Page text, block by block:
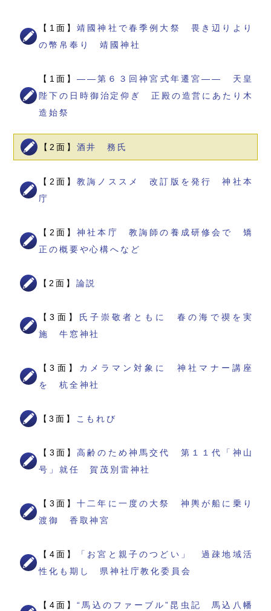
【1面】靖國神社で春季例大祭 畏き辺りより
の幣帛奉り 靖國神社
【1面】――第６３回神宮式年遷宮―― 天皇
陛下の日時御治定仰ぎ 正殿の造営にあたり木
造始祭
【2面】 酒井 務氏
【2面】教誨ノススメ 改訂版を発行 神社本
庁
【2面】神社本庁 教誨師の養成研修会で 矯
正の概要や心構へなど
【2面】 論説
【3面】 氏子崇敬者ともに 春の海で禊を実
施 牛窓神社
【3面】 カメラマン対象に 神社マナー講座
を 杭全神社
【3面】 こもれび
【3面】高齢のため神馬交代 第１１代「神山
号」就任 賀茂別雷神社
【3面】十二年に一度の大祭 神輿が船に乗り
渡御 香取神宮
【4面】
「お宮と親子のつどい」 過疎地域活
性化も期し 県神社庁教化委員会
【4面】“馬込のファーブル”昆虫記 馬込八幡